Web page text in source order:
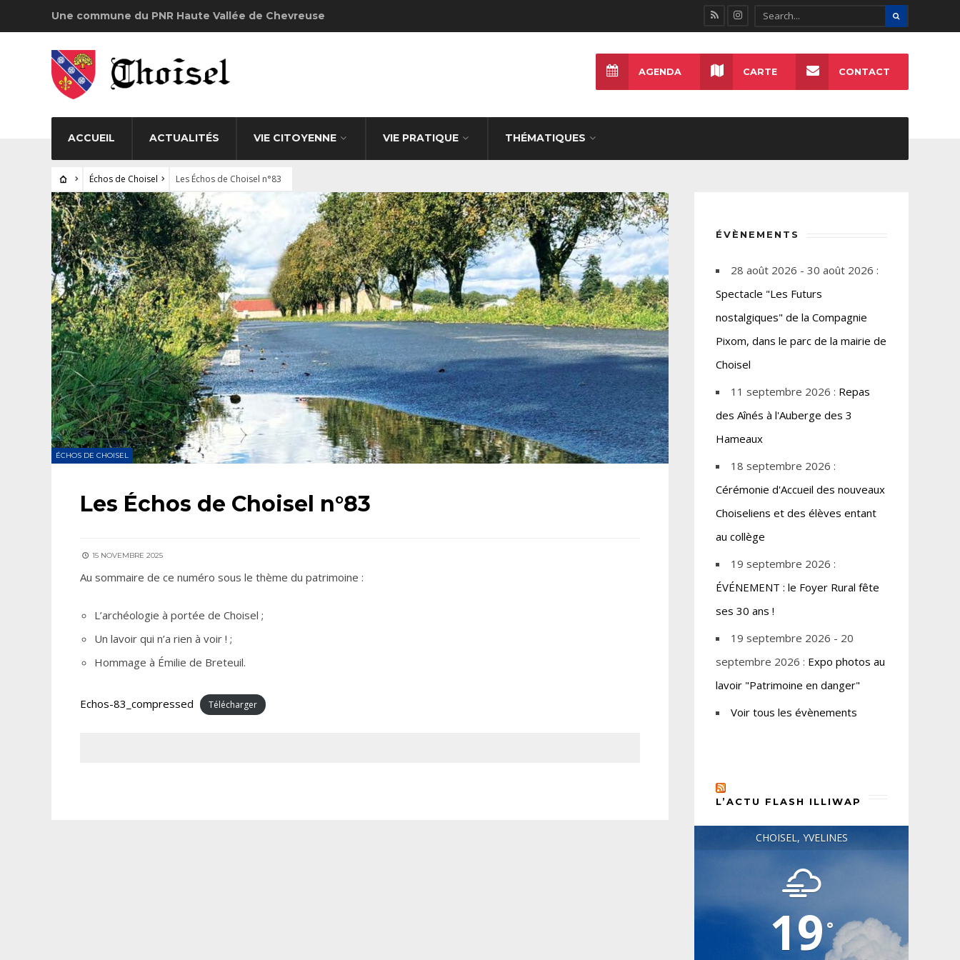
Une commune du PNR Haute Vallée de Chevreuse
ACCUEIL ACTUALITÉS VIE CITOYENNE VIE PRATIQUE THÉMATIQUES
AGENDA CARTE CONTACT
Échos de Choisel Les Échos de Choisel n°83
ÉCHOS DE CHOISEL
Les Échos de Choisel n°83
15 NOVEMBRE 2025
Au sommaire de ce numéro sous le thème du patrimoine :
L’archéologie à portée de Choisel ;
Un lavoir qui n’a rien à voir ! ;
Hommage à Émilie de Breteuil.
Echos-83_compressed Télécharger
ÉVÈNEMENTS
28 août 2026 - 30 août 2026 :
Spectacle "Les Futurs
nostalgiques" de la Compagnie
Pixom, dans le parc de la mairie de
Choisel
11 septembre 2026 : Repas
des Aînés à l'Auberge des 3
Hameaux
18 septembre 2026 :
Cérémonie d'Accueil des nouveaux
Choiseliens et des élèves entant
au collège
19 septembre 2026 :
ÉVÉNEMENT : le Foyer Rural fête
ses 30 ans !
19 septembre 2026 - 20
septembre 2026 : Expo photos au
lavoir "Patrimoine en danger"
Voir tous les évènements
L’ACTU FLASH ILLIWAP
CHOISEL, YVELINES
19°